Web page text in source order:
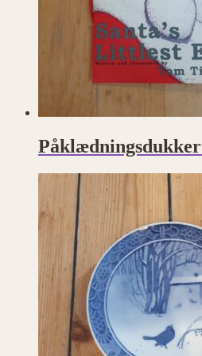
Påklædningsdukker